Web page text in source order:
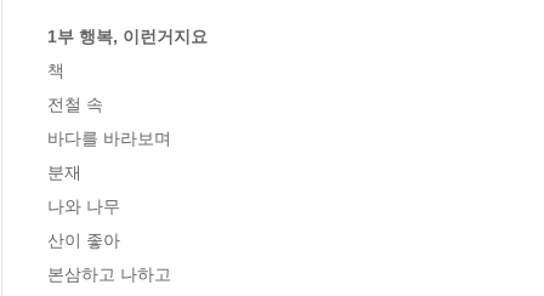
1부 행복, 이런거지요
책
전철 속
바다를 바라보며
분재
나와 나무
산이 좋아
본삼하고 나하고